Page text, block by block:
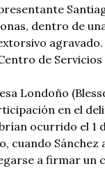
dentro de
de
Londoño
en el
ocurrido el 1
cuando
a firmar un